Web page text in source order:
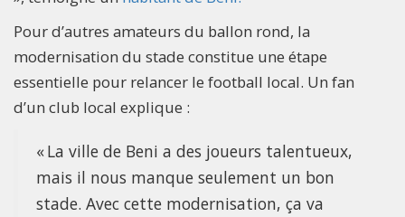
Pour d’autres amateurs du ballon rond, la
modernisation du stade constitue une étape
essentielle pour relancer le football local. Un fan
d’un club local explique :
« La ville de Beni a des joueurs talentueux,
mais il nous manque seulement un bon
stade. Avec cette modernisation, ça va